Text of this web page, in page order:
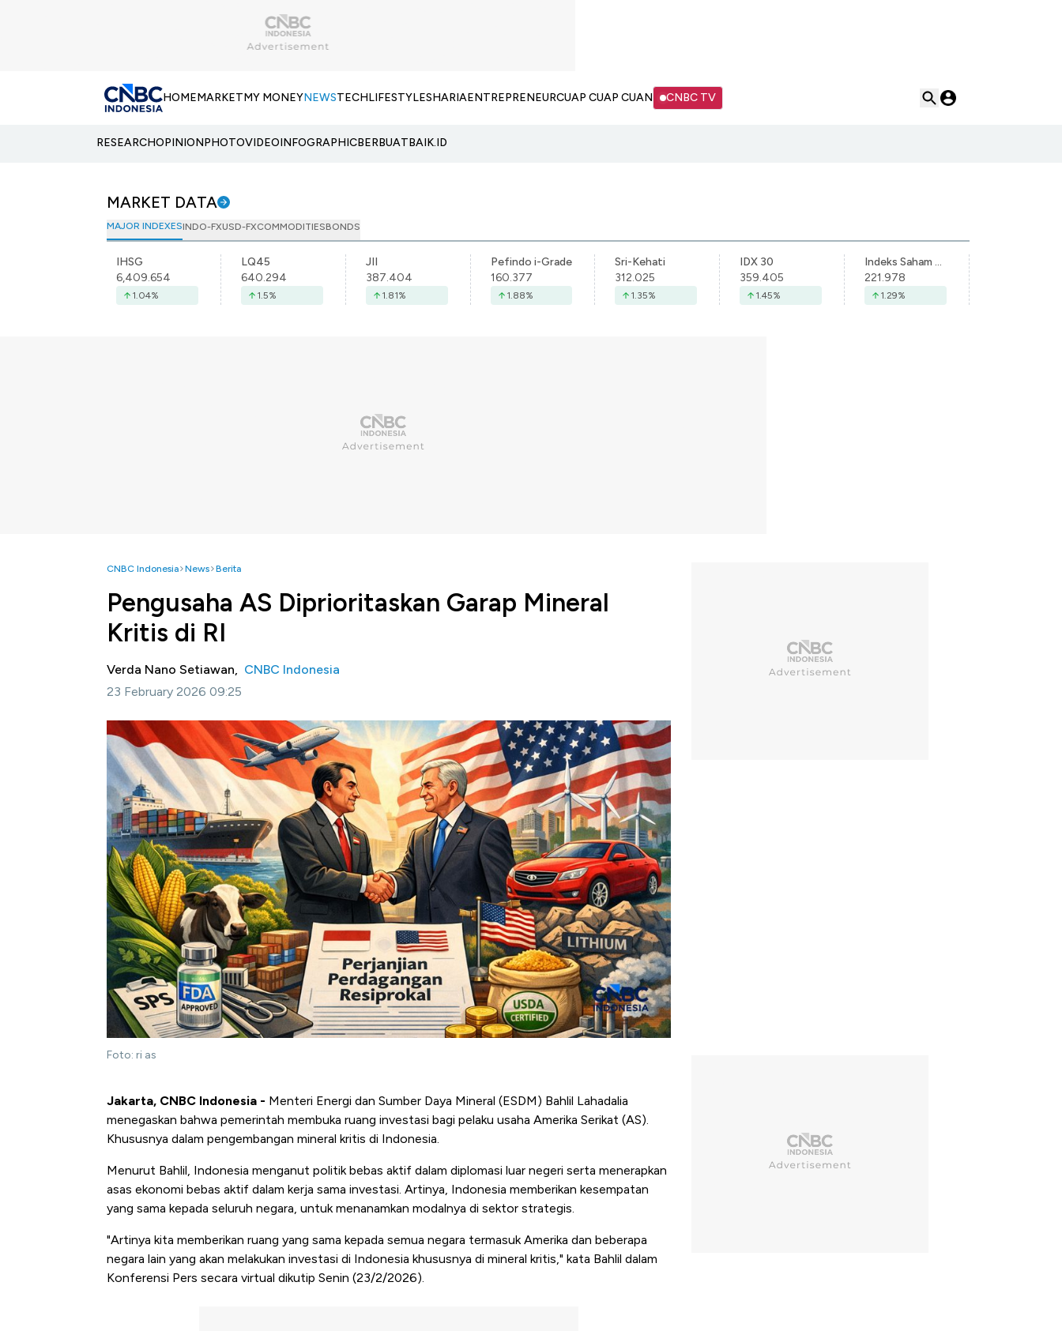
HOMEMARKETMY MONEYNEWSTECHLIFESTYLESHARIAENTREPRENEURCUAP CUAP CUAN CNBC TV
RESEARCHOPINIONPHOTOVIDEOINFOGRAPHICBERBUATBAIK.ID
MARKET DATA
MAJOR INDEXESINDO-FXUSD-FXCOMMODITIESBONDS
IHSG
6,409.654
1.04%
LQ45
640.294
1.5%
JII
387.404
1.81%
Pefindo i-Grade
160.377
1.88%
Sri-Kehati
312.025
1.35%
IDX 30
359.405
1.45%
Indeks Saham Syariah Indonesia
221.978
1.29%
CNBC Indonesia News Berita
Pengusaha AS Diprioritaskan Garap Mineral
Kritis di RI
Verda Nano Setiawan, CNBC Indonesia
23 February 2026 09:25
Foto: ri as
Jakarta, CNBC Indonesia - Menteri Energi dan Sumber Daya Mineral (ESDM) Bahlil Lahadalia
menegaskan bahwa pemerintah membuka ruang investasi bagi pelaku usaha Amerika Serikat (AS).
Khususnya dalam pengembangan mineral kritis di Indonesia.
Menurut Bahlil, Indonesia menganut politik bebas aktif dalam diplomasi luar negeri serta menerapkan
asas ekonomi bebas aktif dalam kerja sama investasi. Artinya, Indonesia memberikan kesempatan
yang sama kepada seluruh negara, untuk menanamkan modalnya di sektor strategis.
"Artinya kita memberikan ruang yang sama kepada semua negara termasuk Amerika dan beberapa
negara lain yang akan melakukan investasi di Indonesia khususnya di mineral kritis," kata Bahlil dalam
Konferensi Pers secara virtual dikutip Senin (23/2/2026).